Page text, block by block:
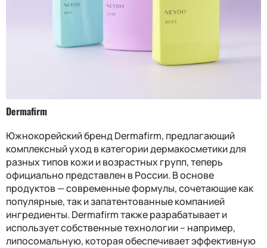
Dermafirm
Южнокорейский бренд Dermafirm, предлагающий
комплексный уход в категории дермакосметики для
разных типов кожи и возрастных групп, теперь
официально представлен в России. В основе
продуктов — современные формулы, сочетающие как
популярные, так и запатентованные компанией
ингредиенты. Dermafirm также разрабатывает и
использует собственные технологии – например,
липосомальную, которая обеспечивает эффективную